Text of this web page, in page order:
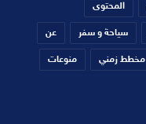
المحتوى
سياحة و سفر عن
مخطط زمني منوعات